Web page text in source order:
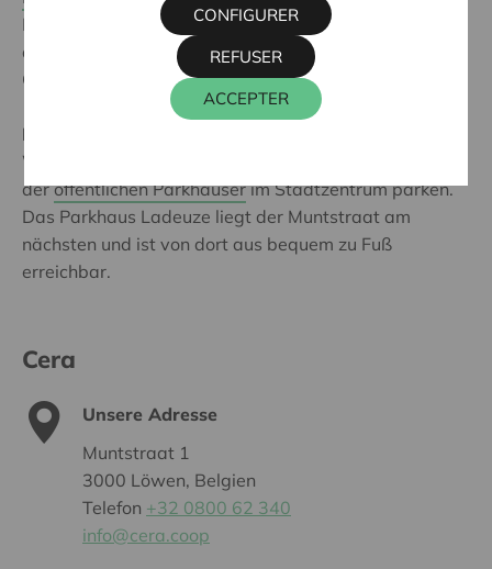
Minuten vom Bahnhof Leuven zum Grote Markt. Von
dort aus gelangen Sie in wenigen Schritten zum Cera-
Gebäude, das sich links neben dem Rathaus befindet.
Mit dem Auto
Wenn Sie mit dem Auto anreisen, können Sie in einem
deröffentlichen Parkhäuserim Stadtzentrum parken.
Das Parkhaus Ladeuze liegt der Muntstraat am
nächsten und ist von dort aus bequem zu Fuß
erreichbar.
Cera
Unsere Adresse
Muntstraat 1
3000 Löwen, Belgien
Telefon +32 0800 62 340
info@cera.coop
ACCEPTER
REFUSER
CONFIGURER